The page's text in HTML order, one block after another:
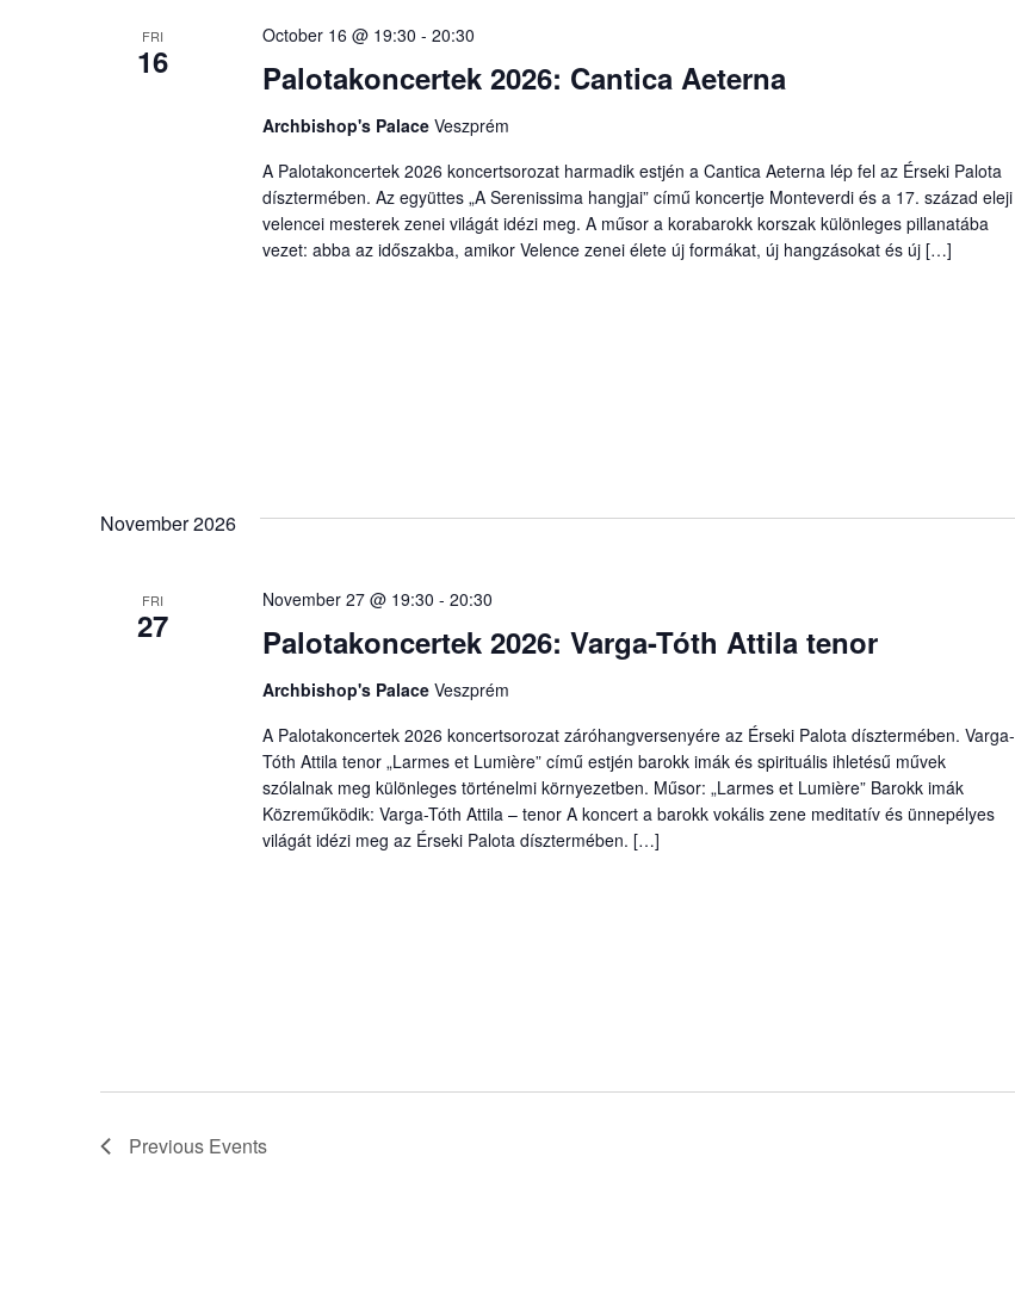
FRI
16 Palotakoncertek 2026: Cantica Aeterna
October 16 @ 19:30 - 20:30
Archbishop's Palace Veszprém
A Palotakoncertek 2026 koncertsorozat harmadik estjén a Cantica Aeterna lép fel az Érseki Palota
dísztermében. Az együttes „A Serenissima hangjai” című koncertje Monteverdi és a 17. század eleji
velencei mesterek zenei világát idézi meg. A műsor a korabarokk korszak különleges pillanatába
vezet: abba az időszakba, amikor Velence zenei élete új formákat, új hangzásokat és új […]
November 2026
FRI
27 Palotakoncertek 2026: Varga-Tóth Attila tenor
November 27 @ 19:30 - 20:30
Archbishop's Palace Veszprém
A Palotakoncertek 2026 koncertsorozat záróhangversenyére az Érseki Palota dísztermében. Varga-
Tóth Attila tenor „Larmes et Lumière” című estjén barokk imák és spirituális ihletésű művek
szólalnak meg különleges történelmi környezetben. Műsor: „Larmes et Lumière” Barokk imák
Közreműködik: Varga-Tóth Attila – tenor A koncert a barokk vokális zene meditatív és ünnepélyes
világát idézi meg az Érseki Palota dísztermében. […]
Previous Events